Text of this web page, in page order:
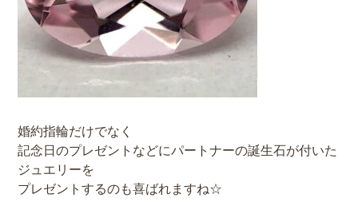
婚約指輪だけでなく
記念日のプレゼントなどにパートナーの誕生石が付いた
ジュエリーを
プレゼントするのも喜ばれますね☆